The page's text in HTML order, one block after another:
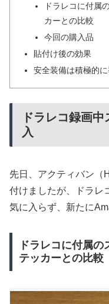
ドラレコに付属
カーとの比較
今回の購入品
貼付け後の効果
安全装備は積極的
ドラレコ録画
入
先日、アクティバン（
付けましたが、ドラレ
気に入らず、新たに
ドラレコに付属
テッカーとの比較